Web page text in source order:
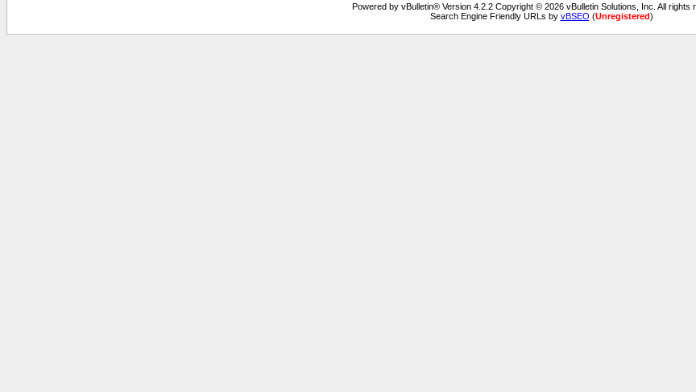
Powered by vBulletin® Version 4.2.2 Copyright © 2026 vBulletin Solutions, Inc. All rights
Search Engine Friendly URLs by vBSEO (Unregistered)